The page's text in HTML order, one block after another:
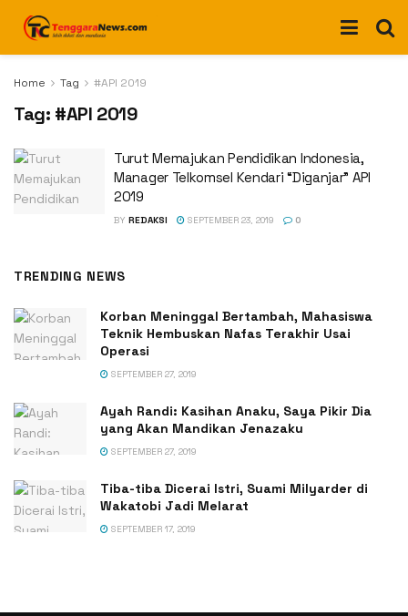
Home Tag #API 2019
Tag: #API 2019
Turut Memajukan Pendidikan Indonesia,
Manager Telkomsel Kendari “Diganjar” API
2019
BY REDAKSI SEPTEMBER 23, 2019 0
TRENDING NEWS
Korban Meninggal Bertambah, Mahasiswa
Teknik Hembuskan Nafas Terakhir Usai
Operasi
SEPTEMBER 27, 2019
Ayah Randi: Kasihan Anaku, Saya Pikir Dia
yang Akan Mandikan Jenazaku
SEPTEMBER 27, 2019
Tiba-tiba Dicerai Istri, Suami Milyarder di
Wakatobi Jadi Melarat
SEPTEMBER 17, 2019